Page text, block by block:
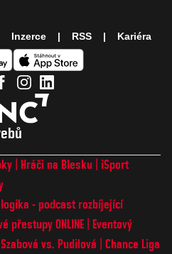
Hráči na Blesku
iSport
- podcast rozbíjející
přestupy ONLINE
Eventový
Szabová vs. Pudilová
Chance Liga
Inzerce RSS Kariéra